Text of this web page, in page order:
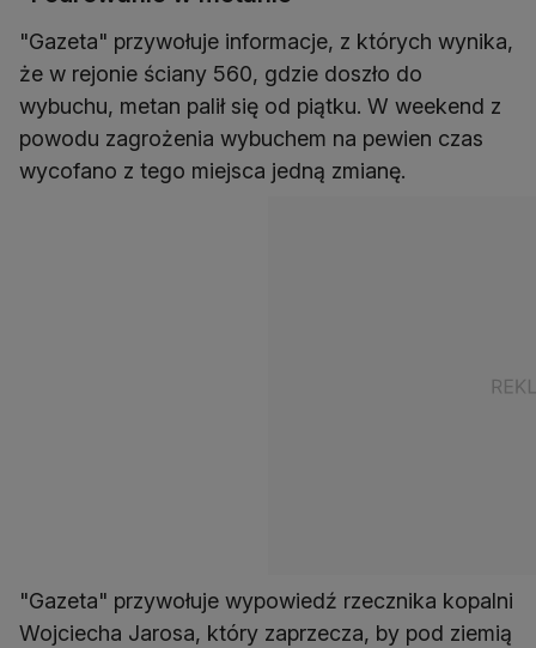
"Gazeta" przywołuje informacje, z których wynika,
że w rejonie ściany 560, gdzie doszło do
wybuchu, metan palił się od piątku. W weekend z
powodu zagrożenia wybuchem na pewien czas
wycofano z tego miejsca jedną zmianę.
"Gazeta" przywołuje wypowiedź rzecznika kopalni
Wojciecha Jarosa, który zaprzecza, by pod ziemią